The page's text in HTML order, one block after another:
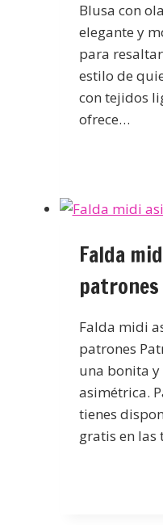
Blusa con
elegante y
para
estilo de
con tejidos
ofrece…
Falda
patrones
Falda midi
patrones
una bonita
asimétrica.
tienes
gratis en las